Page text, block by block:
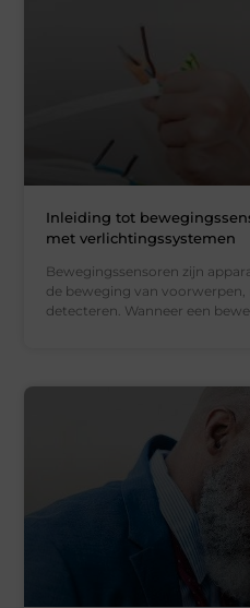
Inleiding tot
met verlichtingssystemen
Bewegingssensoren zijn
de beweging van voorwerpen,
detecteren. Wanneer een